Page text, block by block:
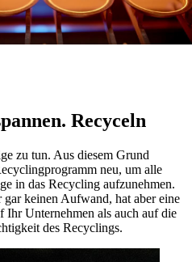
Recyceln
zu tun. Aus diesem Grund
neu, um alle
in das Recycling aufzunehmen.
keinen Aufwand, hat aber eine
Unternehmen als auch auf die
des Recyclings.